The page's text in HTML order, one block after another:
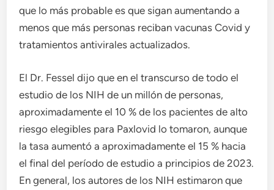
que lo más probable es que sigan aumentando a
menos que más personas reciban vacunas Covid y
tratamientos antivirales actualizados.
El Dr. Fessel dijo que en el transcurso de todo el
estudio de los NIH de un millón de personas,
aproximadamente el 10 % de los pacientes de alto
riesgo elegibles para Paxlovid lo tomaron, aunque
la tasa aumentó a aproximadamente el 15 % hacia
el final del período de estudio a principios de 2023.
En general, los autores de los NIH estimaron que